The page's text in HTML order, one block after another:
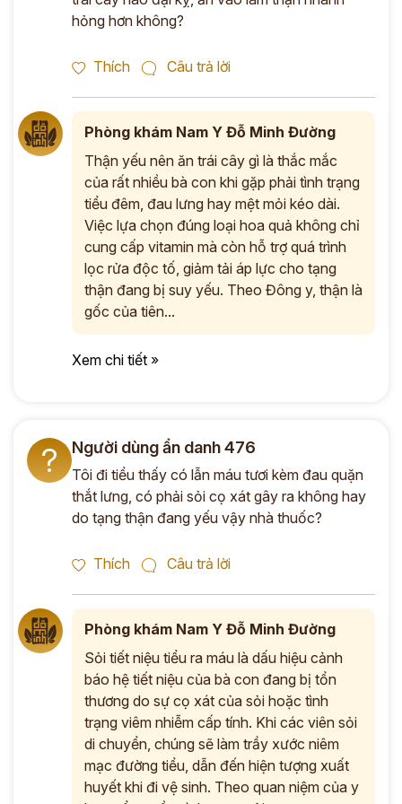
hỏng hơn không?
Thích Câu trả lời
Phòng khám Nam Y Đỗ Minh Đường
Thận yếu nên ăn trái cây gì là thắc mắc
của rất nhiều bà con khi gặp phải tình trạng
tiểu đêm, đau lưng hay mệt mỏi kéo dài.
Việc lựa chọn đúng loại hoa quả không chỉ
cung cấp vitamin mà còn hỗ trợ quá trình
lọc rửa độc tố, giảm tải áp lực cho tạng
thận đang bị suy yếu. Theo Đông y, thận là
gốc của tiên...
Xem chi tiết »
? Người dùng ẩn danh 476
Tôi đi tiểu thấy có lẫn máu tươi kèm đau quặn
thắt lưng, có phải sỏi cọ xát gây ra không hay
do tạng thận đang yếu vậy nhà thuốc?
Thích Câu trả lời
Phòng khám Nam Y Đỗ Minh Đường
Sỏi tiết niệu tiểu ra máu là dấu hiệu cảnh
báo hệ tiết niệu của bà con đang bị tổn
thương do sự cọ xát của sỏi hoặc tình
trạng viêm nhiễm cấp tính. Khi các viên sỏi
di chuyển, chúng sẽ làm trầy xước niêm
mạc đường tiểu, dẫn đến hiện tượng xuất
huyết khi đi vệ sinh. Theo quan niệm của y
ĐĂNG KÝ ĐẾN KHÁM TRỰC TIẾP
Thông tin của bạn được bảo mật và chỉ sử dụng cho mục đích tư vấn.